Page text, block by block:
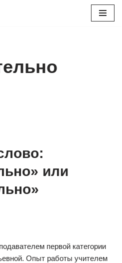
или
первой категории
Опыт работы учителем